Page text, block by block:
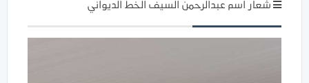
شعار اسم عبدالرحمن السيف الخط الديواني